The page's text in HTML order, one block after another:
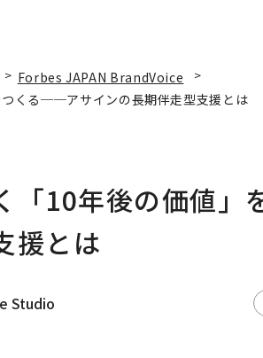
Forbes JAPAN BrandVoice
くる──アサインの長期伴走型支援とは
「10年後の価値
援とは
Studio